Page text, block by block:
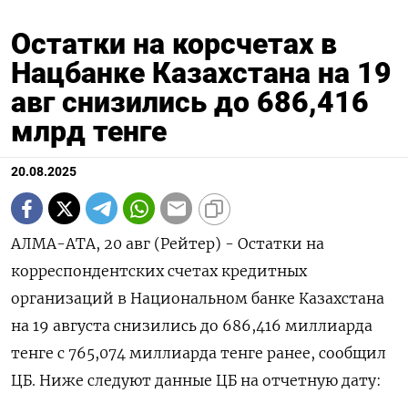
Остатки на корсчетах в
Нацбанке Казахстана на 19
авг снизились до 686,416
млрд тенге
20.08.2025
АЛМА-АТА, 20 авг (Рейтер) - Остатки на
корреспондентских счетах кредитных
организаций в Национальном банке Казахстана
на 19 августа снизились до 686,416 миллиарда
тенге с 765,074 миллиарда тенге ранее, сообщил
ЦБ. Ниже следуют данные ЦБ на отчетную дату: